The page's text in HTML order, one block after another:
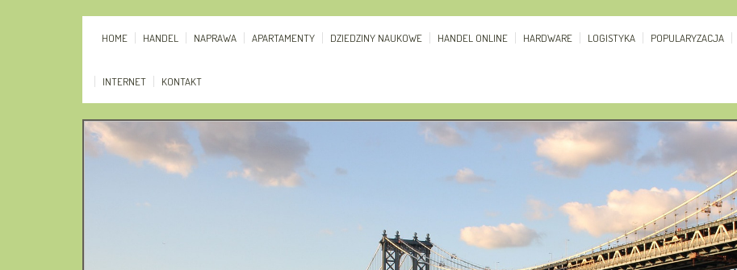
HOME HANDEL NAPRAWA APARTAMENTY DZIEDZINY NAUKOWE HANDEL ONLINE HARDWARE LOGISTYKA POPULARYZACJA
INTERNET KONTAKT